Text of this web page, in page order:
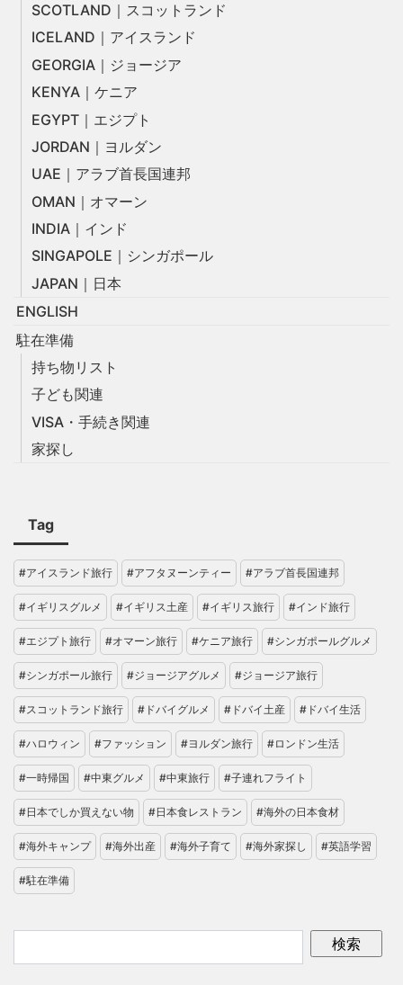
SCOTLAND｜スコットランド
ICELAND｜アイスランド
GEORGIA｜ジョージア
KENYA｜ケニア
EGYPT｜エジプト
JORDAN｜ヨルダン
UAE｜アラブ首長国連邦
OMAN｜オマーン
INDIA｜インド
SINGAPOLE｜シンガポール
JAPAN｜日本
ENGLISH
駐在準備
持ち物リスト
子ども関連
VISA・手続き関連
家探し
Tag
#アイスランド旅行 #アフタヌーンティー #アラブ首長国連邦
#イギリスグルメ #イギリス土産 #イギリス旅行 #インド旅行
#エジプト旅行 #オマーン旅行 #ケニア旅行 #シンガポールグルメ
#シンガポール旅行 #ジョージアグルメ #ジョージア旅行
#スコットランド旅行 #ドバイグルメ #ドバイ土産 #ドバイ生活
#ハロウィン #ファッション #ヨルダン旅行 #ロンドン生活
#一時帰国 #中東グルメ #中東旅行 #子連れフライト
#日本でしか買えない物 #日本食レストラン #海外の日本食材
#海外キャンプ #海外出産 #海外子育て #海外家探し #英語学習
#駐在準備